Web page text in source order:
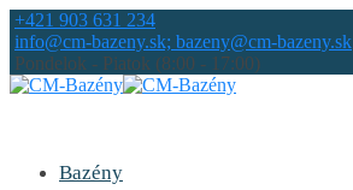
+421 903 631 234
info@cm-bazeny.sk; bazeny@cm-bazeny.sk
Pondelok - Piatok (8:00 - 17:00)
Bazény